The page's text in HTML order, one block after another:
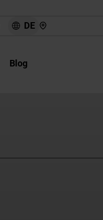
DE Hier finden Sie uns
Blog